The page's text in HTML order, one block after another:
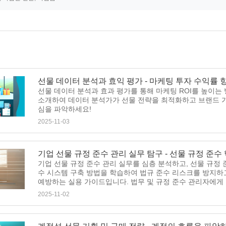
선물 데이터 분석과 효익 평가 - 마케팅 투자 수익률
선물 데이터 분석과 효과 평가를 통해 마케팅 ROI를 높이
소개하여 데이터 분석가가 선물 전략을 최적화하고 브랜드
심을 파악하세요!
2025-11-03
기업 선물 규정 준수 관리 실무 탐구 - 선물 규정 준
기업 선물 규정 준수 관리 실무를 심층 분석하고, 선물 규
수 시스템 구축 방법을 학습하여 법규 준수 리스크를 방지
예방하는 실용 가이드입니다. 법무 및 규정 준수 관리자에게
2025-11-02